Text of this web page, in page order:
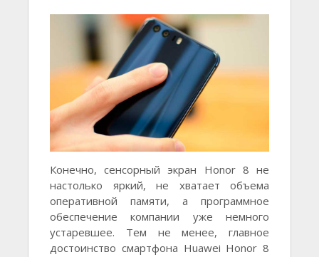
Конечно, сенсорный экран Honor 8 не
настолько яркий, не хватает объема
оперативной памяти, а программное
обеспечение компании уже немного
устаревшее. Тем не менее, главное
достоинство смартфона Huawei Honor 8